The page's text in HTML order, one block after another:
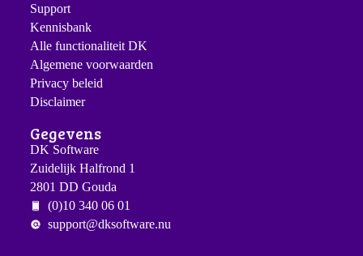
Support
Kennisbank
Alle functionaliteit DK
Algemene voorwaarden
Privacy beleid
Disclaimer
Gegevens
DK Software
Zuidelijk Halfrond 1
2801 DD Gouda
(0)10 340 06 01
support@dksoftware.nu